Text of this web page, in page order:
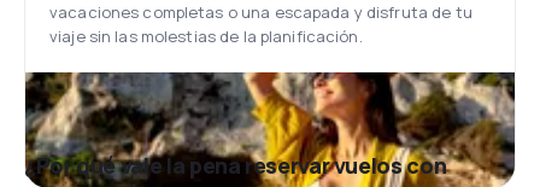
vacaciones completas o una escapada y disfruta de tu
viaje sin las molestias de la planificación.
¿Por qué vale la pena reservar vuelos con